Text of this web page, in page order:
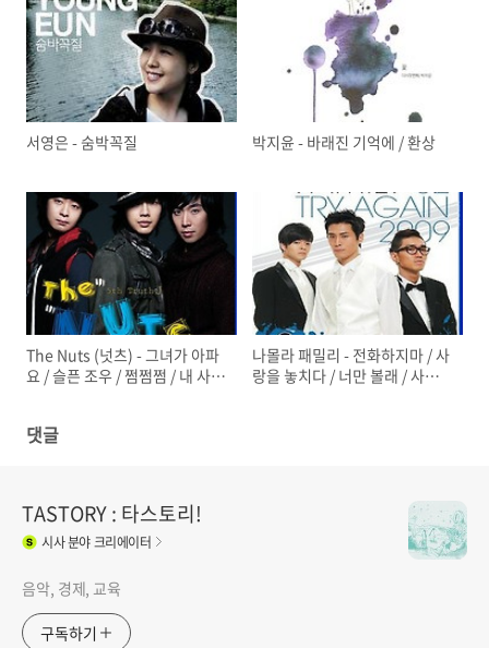
서영은 - 숨박꼭질 박지윤 - 바래진 기억에 / 환상
The Nuts (넛츠) - 그녀가 아파
요 / 슬픈 조우 / 쩜쩜쩜 / 내 사람
나몰라 패밀리 - 전화하지마 / 사
랑을 놓치다 / 너만 볼래 / 사랑
댓글
TASTORY : 타스토리!
시사분야 크리에이터
음악, 경제, 교육
구독하기